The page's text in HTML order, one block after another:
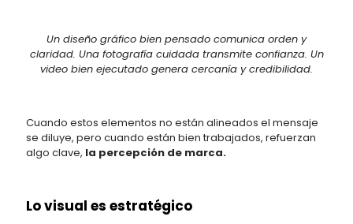
Un diseño gráfico bien pensado comunica orden y
claridad. Una fotografía cuidada transmite confianza. Un
video bien ejecutado genera cercanía y credibilidad.
Cuando estos elementos no están alineados el mensaje
se diluye, pero cuando están bien trabajados, refuerzan
algo clave, la percepción de marca.
Lo visual es estratégico